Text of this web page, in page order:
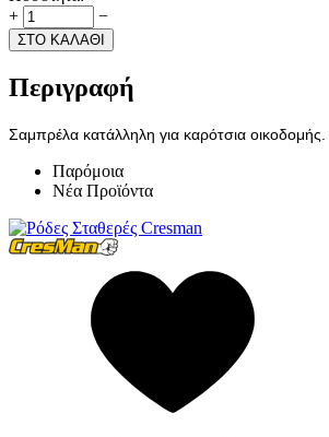
+
−
ΣΤΟ ΚΑΛΑΘΙ
Περιγραφή
Σαμπρέλα κατάλληλη για καρότσια οικοδομής.
Παρόμοια
Νέα Προϊόντα